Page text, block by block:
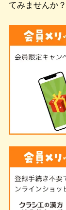
てみませんか？